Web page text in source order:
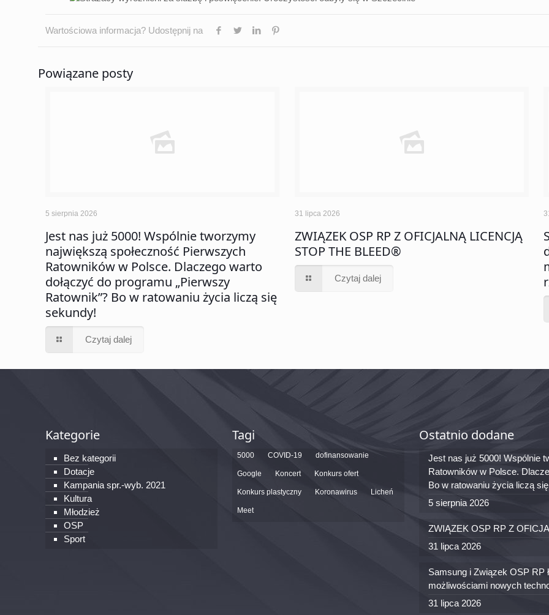
Wartościowa informacja? Udostępnij na
Powiązane posty
5 sierpnia 2026
Jest nas już 5000! Wspólnie tworzymy
największą społeczność Pierwszych
Ratowników w Polsce. Dlaczego warto
dołączyć do programu „Pierwszy
Ratownik”? Bo w ratowaniu życia liczą się
sekundy!
Czytaj dalej
31 lipca 2026
ZWIĄZEK OSP RP Z OFICJALNĄ LICENCJĄ
STOP THE BLEED®
Czytaj dalej
Kategorie
Bez kategorii
Dotacje
Kampania spr.-wyb. 2021
Kultura
Młodzież
OSP
Sport
Tagi
5000 COVID-19 dofinansowanie
Google Koncert Konkurs ofert
Konkurs plastyczny Koronawirus Licheń
Meet
Ostatnio dodane
Jest nas już 5000! Wspólnie
Ratowników w Polsce.
Bo w ratowaniu życia liczą
5 sierpnia 2026
ZWIĄZEK OSP RP Z
31 lipca 2026
Samsung i Związek OSP RP
możliwościami nowych
31 lipca 2026